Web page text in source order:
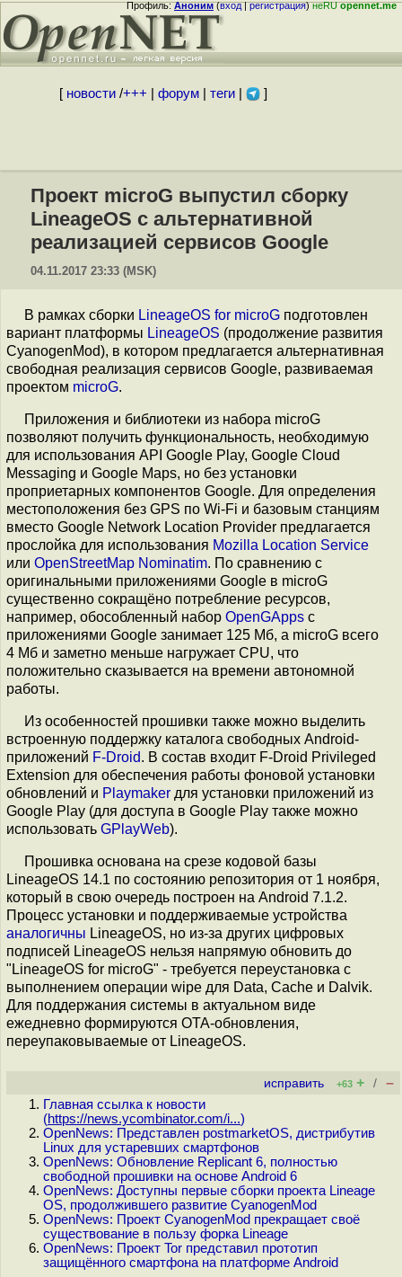
Профиль:Аноним(вход|регистрация)неRUopennet.me
[ новости/+++ форум| теги| ]
Проект microG выпустил сборку
LineageOS с альтернативной
реализацией сервисов Google
04.11.2017 23:33 (MSK)
В рамках сборки LineageOS for microG подготовлен
вариант платформы LineageOS (продолжение развития
CyanogenMod), в котором предлагается альтернативная
свободная реализация сервисов Google, развиваемая
проектом microG.
Приложения и библиотеки из набора microG
позволяют получить функциональность, необходимую
для использования API Google Play, Google Cloud
Messaging и Google Maps, но без установки
проприетарных компонентов Google. Для определения
местоположения без GPS по Wi-Fi и базовым станциям
вместо Google Network Location Provider предлагается
прослойка для использования Mozilla Location Service
или OpenStreetMap Nominatim. По сравнению с
оригинальными приложениями Google в microG
существенно сокращёно потребление ресурсов,
например, обособленный набор OpenGApps с
приложениями Google занимает 125 Мб, а microG всего
4 Мб и заметно меньше нагружает CPU, что
положительно сказывается на времени автономной
работы.
Из особенностей прошивки также можно выделить
встроенную поддержку каталога свободных Android-
приложений F-Droid. В состав входит F-Droid Privileged
Extension для обеспечения работы фоновой установки
обновлений и Playmaker для установки приложений из
Google Play (для доступа в Google Play также можно
использовать GPlayWeb).
Прошивка основана на срезе кодовой базы
LineageOS 14.1 по состоянию репозитория от 1 ноября,
который в свою очередь построен на Android 7.1.2.
Процесс установки и поддерживаемые устройства
аналогичны LineageOS, но из-за других цифровых
подписей LineageOS нельзя напрямую обновить до
"LineageOS for microG" - требуется переустановка с
выполнением операции wipe для Data, Cache и Dalvik.
Для поддержания системы в актуальном виде
ежедневно формируются OTA-обновления,
переупаковываемые от LineageOS.
исправить +63 + / –
Главная ссылка к новости
(https://news.ycombinator.com/i...)
OpenNews: Представлен postmarketOS, дистрибутив
Linux для устаревших смартфонов
OpenNews: Обновление Replicant 6, полностью
свободной прошивки на основе Android 6
OpenNews: Доступны первые сборки проекта Lineage
OS, продолжившего развитие CyanogenMod
OpenNews: Проект CyanogenMod прекращает своё
существование в пользу форка Lineage
OpenNews: Проект Tor представил прототип
защищённого смартфона на платформе Android